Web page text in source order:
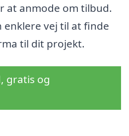
at anmode om tilbud.
enklere vej til at finde
til dit projekt.
gratis og